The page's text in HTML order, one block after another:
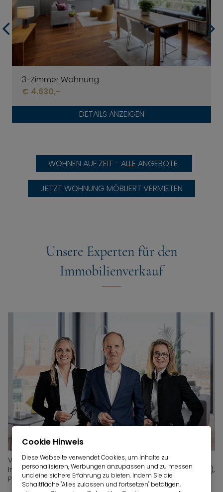
3-Zimmer Wohnung
€ 4.630,-
DETAILS ANZEIGEN
WOHNEN AUF ZEIT - ALLE ANGEBOTE
JETZT WOHNUNG MÖBLIERT VERMIETEN
Unsere Experten für den
Immobilienverkauf
Von links nach rechts: Jacqueline Sauren (Leitung
Immobilienverkauf), Norbert Verbücheln (Geschäftsführer),
Petra Berger (Leitung Filiale Rottach-Egern)
Cookie Hinweis
Diese Webseite verwendet Cookies, um Inhalte zu
personalisieren, Werbungen anzupassen und zu messen
und eine sichere Erfahrung zu bieten. Indem Sie die
Schaltfläche "Alles zulassen und fortsetzen" betätigen,